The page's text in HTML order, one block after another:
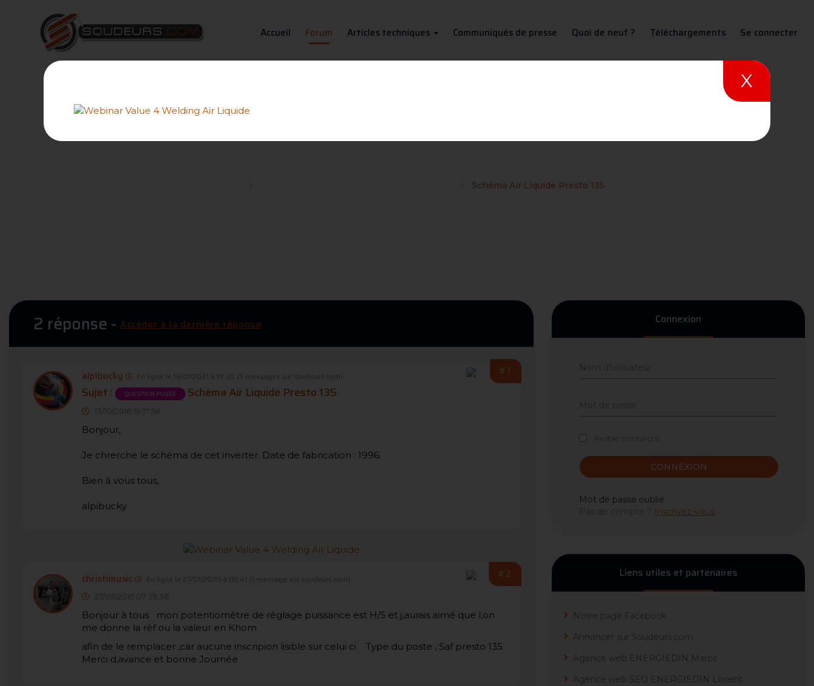
Accueil Forum Articles techniques Communiqués de presse Quoi de neuf ? Téléchargements Se connecter
Schéma Air Liquide Presto 135
2 réponse - Accéder à la dernière réponse
#1
alpibucky En ligne le 19/01/2021 à 19:30 (5 messages sur soudeurs.com)
Sujet : QUESTION POSÉE Schéma Air Liquide Presto 135
13/10/2016 19:17:58
Bonjour,
Je chrerche le schéma de cet inverter. Date de fabrication : 1996.
Bien à vous tous,
alpibucky
#2
christimusic En ligne le 27/01/2020 à 06:41 (1 message sur soudeurs.com)
27/09/2019 07:39:36
Bonjour à tous mon potentiomètre de règlage puissance est H/S et j,aurais aimé que l,on
me donne la rèf ou la valeur en Khom
afin de le remplacer ,car aucune inscripion lisible sur celui ci Type du poste , Saf presto 135
Merci d,avance et bonne Journée
Connexion
CONNEXION
Mot de passe oublié
Inscrivez-vous
Liens utiles et partenaires
Notre page Facebook
Annoncer sur Soudeurs.com
Agence web ENERGIEDIN Maroc
Agence web SEO ENERGIEDIN Lorient
X